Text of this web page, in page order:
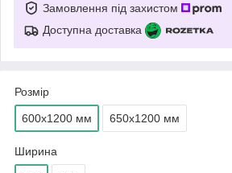
Замовлення під захистом
Доступна доставка
Розмір
600х1200 мм 650х1200 мм
Ширина